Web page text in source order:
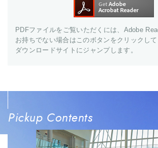
PDFファイルをご覧いただくには、Adobe
お持ちでない場合はこのボタンをクリックして
ダウンロードサイトにジャンプします。
Pickup Contents